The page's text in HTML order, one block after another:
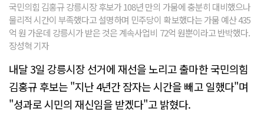
국민의힘 김홍규 강릉시장 후보가 108년 만의 가뭄에 충분히 대비했으나
물리적 시간이 부족했다고 설명하며 민주당이 확보했다는 가뭄 예산 435
억 원 가운데 강릉시가 받은 것은 계속사업비 72억 원뿐이라고 반박했다.
장성혁 기자
내달 3일 강릉시장 선거에 재선을 노리고 출마한 국민의힘
김홍규 후보는 "지난 4년간 잠자는 시간을 빼고 일했다"며
"성과로 시민의 재신임을 받겠다"고 밝혔다.